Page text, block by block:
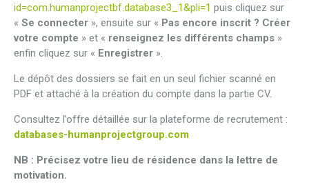
id=com.humanprojectbf.database3_1&pli=1 puis cliquez sur
« Se connecter », ensuite sur « Pas encore inscrit ? Créer
votre compte » et « renseignez les différents champs »
enfin cliquez sur « Enregistrer ».
Le dépôt des dossiers se fait en un seul fichier scanné en
PDF et attaché à la création du compte dans la partie CV.
Consultez l’offre détaillée sur la plateforme de recrutement :
databases-humanprojectgroup.com
NB : Précisez votre lieu de résidence dans la lettre de
motivation.